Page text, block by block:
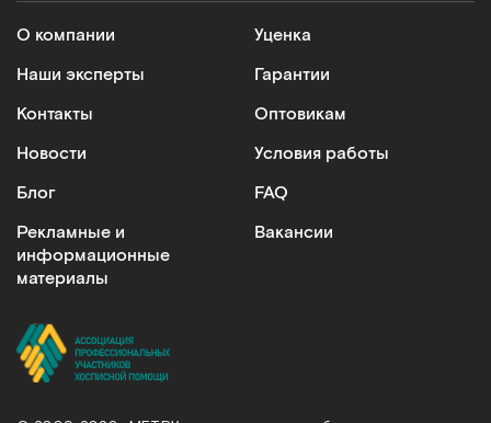
О компании
Наши эксперты
Контакты
Новости
Блог
Рекламные и
информационные
материалы
Уценка
Гарантии
Оптовикам
Условия работы
FAQ
Вакансии